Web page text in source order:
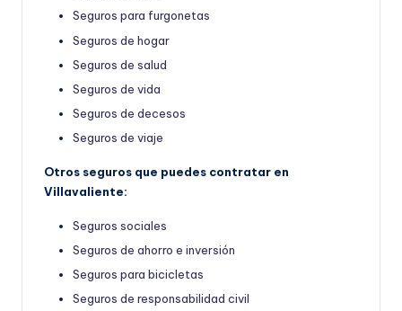
Seguros para furgonetas
Seguros de hogar
Seguros de salud
Seguros de vida
Seguros de decesos
Seguros de viaje
Otros seguros que puedes contratar en
Villavaliente:
Seguros sociales
Seguros de ahorro e inversión
Seguros para bicicletas
Seguros de responsabilidad civil